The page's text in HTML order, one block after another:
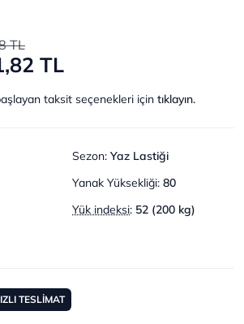
TL
TL
taksit seçenekleri için tıklayın.
Sezon: Yaz Lastiği
Yanak Yüksekliği: 80
Yük indeksi: 52 (200 kg)
TESLİMAT